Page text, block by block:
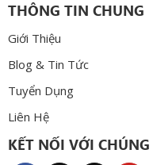
THÔNG TIN CHUNG
Giới Thiệu
Blog & Tin Tức
Tuyển Dụng
Liên Hệ
KẾT NỐI VỚI CHÚNG